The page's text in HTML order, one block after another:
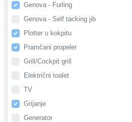
Genova - Furling
Genova - Self tacking jib
Plotter u kokpitu
Pramčani propeler
Grill/Cockpit grill
Električni toalet
TV
Grijanje
Generator